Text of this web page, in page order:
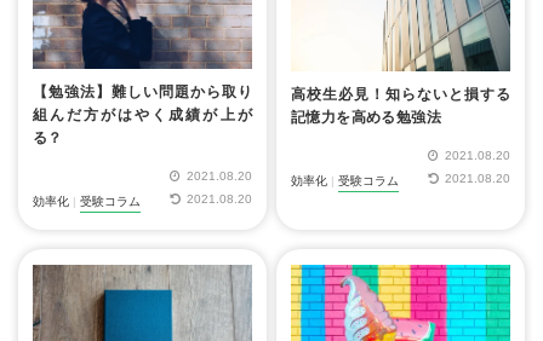
【勉強法】難しい問題から取り
組んだ方がはやく成績が上が
る？
効率化 | 受験コラム
2021.08.20
2021.08.20
高校生必見！知らないと損する
記憶力を高める勉強法
効率化 | 受験コラム
2021.08.20
2021.08.20